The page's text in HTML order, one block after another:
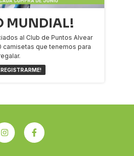
MUNDIAL!
al Club de Puntos Alvear
camisetas que tenemos para
REGISTRARME!